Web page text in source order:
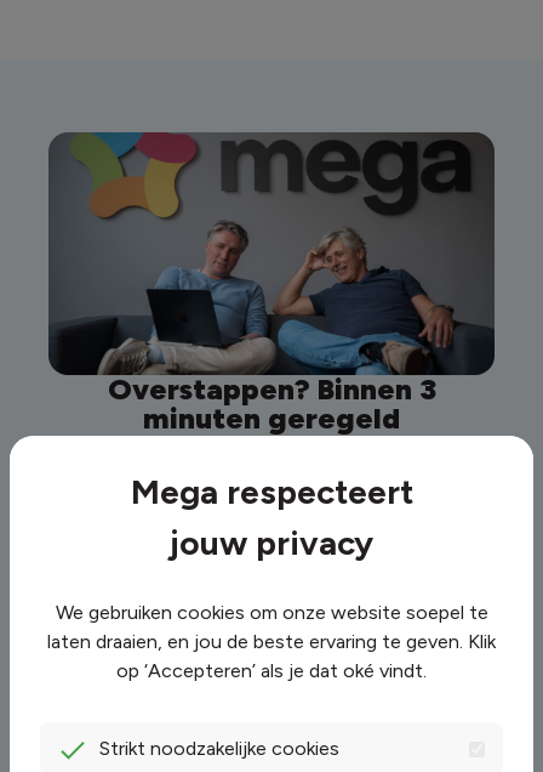
Overstappen? Binnen 3
minuten geregeld
We regelen alles voor je, zodat jij zorgeloos
achterover kunt leunen. Of je nu online, of
telefonisch met een energiespecialist je
aanmelding regelt. Binnen een paar minuten is je
En heb je nu een contract bij een andere
leverancier? Dan zeggen wij deze voor je op. Jij
een opzegboete moet betalen. Check dit eerst bij
Mega respecteert
jouw privacy
We gebruiken cookies om onze website soepel te
laten draaien, en jou de beste ervaring te geven. Klik
op ‘Accepteren’ als je dat oké vindt.
Strikt noodzakelijke cookies